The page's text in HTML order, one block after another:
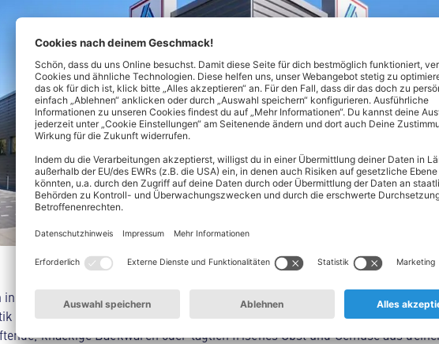
deinem ALDI Nord in Vienenburg! Hier findest du alles, was dein Herz
bis hin zu Haushaltsprodukten. Unser Spezialgebiet? Hochwertige
knackige Backwaren oder täglich frisches Obst und Gemüse aus